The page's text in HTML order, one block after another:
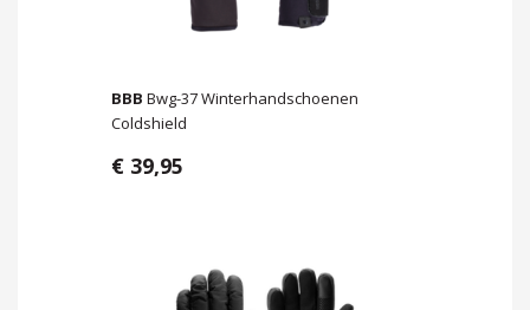
BBB Bwg-37 Winterhandschoenen
Coldshield
€ 39,95